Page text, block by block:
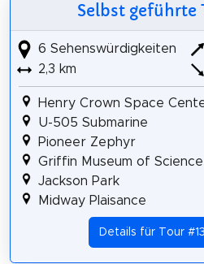
Selbst geführte
6 Sehenswürdigkeiten
2,3 km
Henry Crown Space
U-505 Submarine
Pioneer Zephyr
Griffin Museum of
Jackson Park
Midway Plaisance
Details für Tour